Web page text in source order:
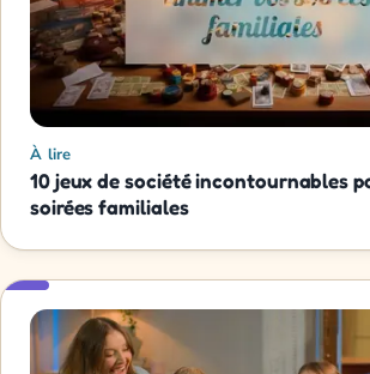
À lire
10 jeux de société incontournables
soirées familiales